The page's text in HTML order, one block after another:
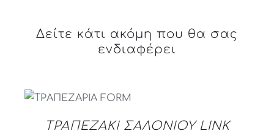
Δείτε κάτι ακόμη που θα σας
ενδιαφέρει
DETAILS
ΤΡΑΠΕΖΑΚΙ ΣΑΛΟΝΙΟΥ LINK